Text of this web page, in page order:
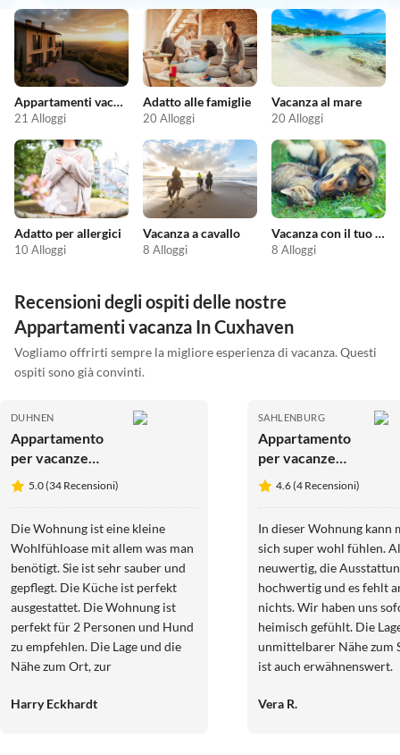
Appartamenti vacanze economici
21 Alloggi
Adatto alle famiglie
20 Alloggi
Vacanza al mare
20 Alloggi
Adatto per allergici
10 Alloggi
Vacanza a cavallo
8 Alloggi
Vacanza con il tuo animale domestico
8 Alloggi
Recensioni degli ospiti delle nostre
Appartamenti vacanza In Cuxhaven
Vogliamo offrirti sempre la migliore esperienza di vacanza. Questi
ospiti sono già convinti.
DUHNEN
Appartamento
per vacanze
Appartamento
vacanze Relax-
5.0 (34 Recensioni)
Die Wohnung ist eine kleine
Wohlfühloase mit allem was man
benötigt. Sie ist sehr sauber und
gepflegt. Die Küche ist perfekt
ausgestattet. Die Wohnung ist
perfekt für 2 Personen und Hund
zu empfehlen. Die Lage und die
Nähe zum Ort, zur
zum Strand und Wattenmeer ist
Harry Eckhardt
SAHLENBURG
Appartamento
per vacanze
Quartiere Hohe
Geest 17 -
del Mare
4.6 (4 Recensioni)
In dieser Wohnung kann
sich super wohl fühlen.
neuwertig, die
hochwertig und es fehlt
nichts. Wir haben uns
heimisch gefühlt. Die
unmittelbarer Nähe zum
ist auch erwähnenswert.
vom Schuss, wenn das
Vera R.